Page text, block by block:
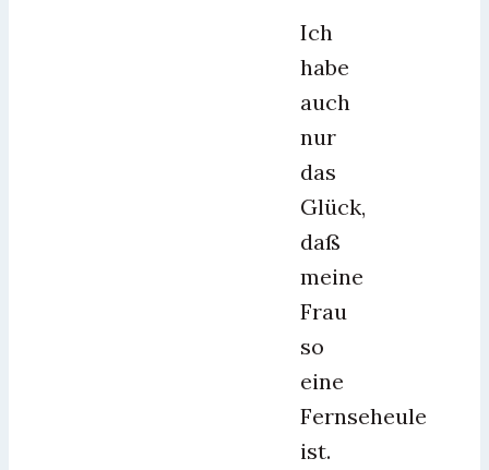
Ich
habe
auch
nur
das
Glück,
daß
meine
Frau
so
eine
Fernseheule
ist.